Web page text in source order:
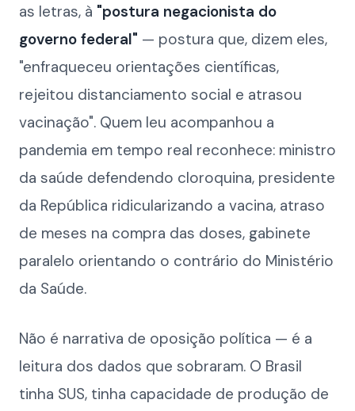
as letras, à "postura negacionista do
governo federal" — postura que, dizem eles,
"enfraqueceu orientações científicas,
rejeitou distanciamento social e atrasou
vacinação". Quem leu acompanhou a
pandemia em tempo real reconhece: ministro
da saúde defendendo cloroquina, presidente
da República ridicularizando a vacina, atraso
de meses na compra das doses, gabinete
paralelo orientando o contrário do Ministério
da Saúde.
Não é narrativa de oposição política — é a
leitura dos dados que sobraram. O Brasil
tinha SUS, tinha capacidade de produção de